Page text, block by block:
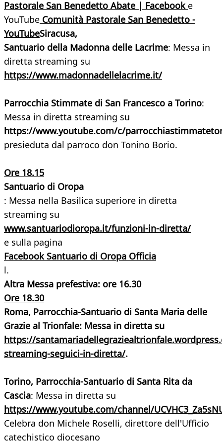
Pastorale San Benedetto Abate | Facebook e
YouTube Comunità Pastorale San Benedetto -
YouTubeSiracusa,
Santuario della Madonna delle Lacrime: Messa in
diretta streaming su
https://www.madonnadellelacrime.it/
Parrocchia Stimmate di San Francesco a Torino:
Messa in diretta streaming su
https://www.youtube.com/c/
presieduta dal parroco don Tonino Borio.
Ore 18.15
Santuario di Oropa
: Messa nella Basilica superiore in diretta
streaming su
www.santuariodioropa.it/funzioni-in-diretta/
e sulla pagina
Facebook Santuario di Oropa Officia
l.
Altra Messa prefestiva: ore 16.30
Ore 18.30
Roma, Parrocchia-Santuario di Santa Maria delle
Grazie al Trionfale: Messa in diretta su
https://
streaming-seguici-in-diretta/.
Torino, Parrocchia-Santuario di Santa Rita da
Cascia: Messa in diretta su
https://www.youtube.com/channel/
Celebra don Michele Roselli, direttore dell'Ufficio
catechistico diocesano